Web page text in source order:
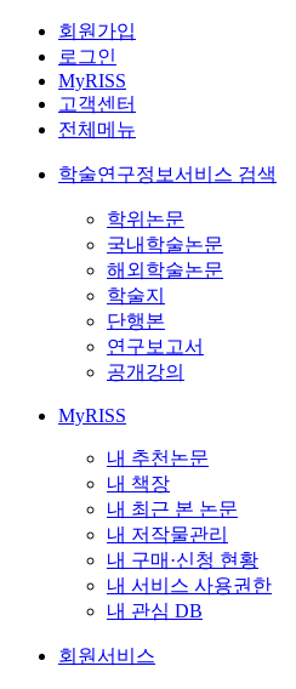
회원가입
로그인
MyRISS
고객센터
전체메뉴
학술연구정보서비스 검색
학위논문
국내학술논문
해외학술논문
학술지
단행본
연구보고서
공개강의
MyRISS
내 추천논문
내 책장
내 최근 본 논문
내 저작물관리
내 구매·신청 현황
내 서비스 사용권한
내 관심 DB
회원서비스